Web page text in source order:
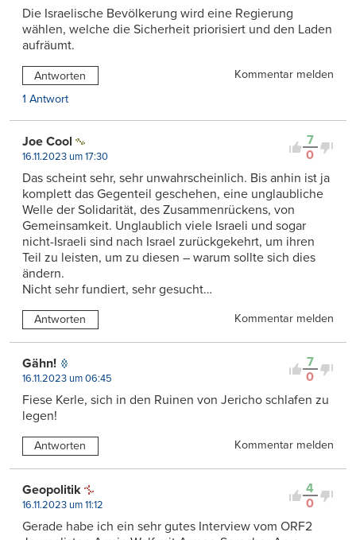
Die Israelische Bevölkerung wird eine Regierung
wählen, welche die Sicherheit priorisiert und den Laden
aufräumt.
Antworten
Kommentar melden
1 Antwort
7
0
Joe Cool
16.11.2023 um 17:30
Das scheint sehr, sehr unwahrscheinlich. Bis anhin ist ja
komplett das Gegenteil geschehen, eine unglaubliche
Welle der Solidarität, des Zusammenrückens, von
Gemeinsamkeit. Unglaublich viele Israeli und sogar
nicht-Israeli sind nach Israel zurückgekehrt, um ihren
Teil zu leisten, um zu diesen – warum sollte sich dies
ändern.
Nicht sehr fundiert, sehr gesucht…
Antworten Kommentar melden
7
0
Gähn!
16.11.2023 um 06:45
Fiese Kerle, sich in den Ruinen von Jericho schlafen zu
legen!
Antworten Kommentar melden
4
0
Geopolitik
16.11.2023 um 11:12
Gerade habe ich ein sehr gutes Interview vom ORF2